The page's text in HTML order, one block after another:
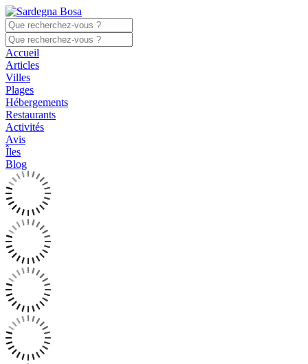
Accueil
Articles
Villes
Plages
Hébergements
Restaurants
Activités
Avis
Îles
Blog